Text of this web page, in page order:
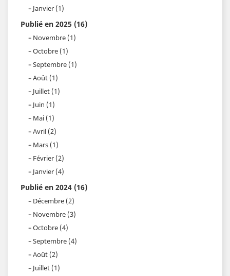
Janvier (1)
Publié en 2025 (16)
Novembre (1)
Octobre (1)
Septembre (1)
Août (1)
Juillet (1)
Juin (1)
Mai (1)
Avril (2)
Mars (1)
Février (2)
Janvier (4)
Publié en 2024 (16)
Décembre (2)
Novembre (3)
Octobre (4)
Septembre (4)
Août (2)
Juillet (1)